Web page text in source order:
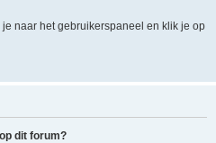
naar het gebruikerspaneel en klik je op
dit forum?